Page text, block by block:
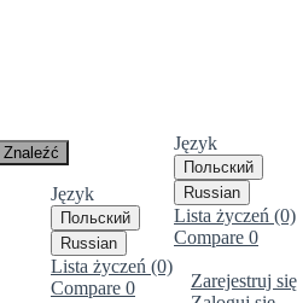
Język
Польский
Russian
Lista życzeń (0)
Compare 0
Zarejestruj się
Znaleźć
Język
Польский
Russian
Lista życzeń (0)
Compare 0